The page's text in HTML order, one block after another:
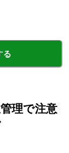
る
理で注意